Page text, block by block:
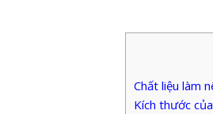
Chất liệu làm
Kích thước